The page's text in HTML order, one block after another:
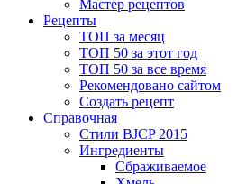
Мастер рецептов
Рецепты
ТОП за месяц
ТОП 50 за этот год
ТОП 50 за все время
Рекомендовано сайтом
Создать рецепт
Справочная
Стили BJCP 2015
Ингредиенты
Сбраживаемое